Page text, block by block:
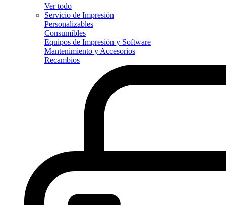
Ver todo
Servicio de Impresión
Personalizables
Consumibles
Equipos de Impresión y Software
Mantenimiento y Accesorios
Recambios